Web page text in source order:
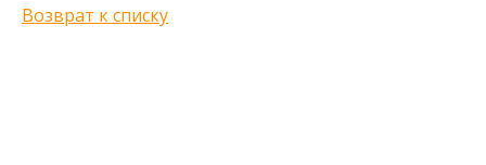
Возврат к списку